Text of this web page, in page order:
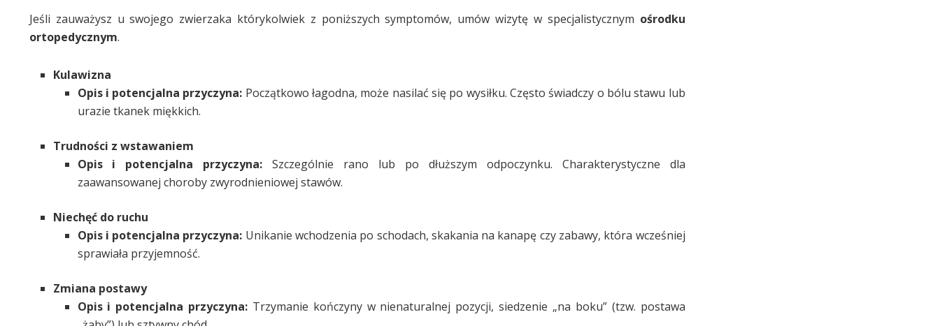
Jeśli zauważysz u swojego zwierzaka którykolwiek z poniższych symptomów, umów wizytę w specjalistycznym ośrodku
ortopedycznym.
Kulawizna
Opis i potencjalna przyczyna: Początkowo łagodna, może nasilać się po wysiłku. Często świadczy o bólu stawu lub
urazie tkanek miękkich.
Trudności z wstawaniem
Opis i potencjalna przyczyna: Szczególnie rano lub po dłuższym odpoczynku. Charakterystyczne dla
zaawansowanej choroby zwyrodnieniowej stawów.
Niechęć do ruchu
Opis i potencjalna przyczyna: Unikanie wchodzenia po schodach, skakania na kanapę czy zabawy, która wcześniej
sprawiała przyjemność.
Zmiana postawy
Opis i potencjalna przyczyna: Trzymanie kończyny w nienaturalnej pozycji, siedzenie „na boku” (tzw. postawa